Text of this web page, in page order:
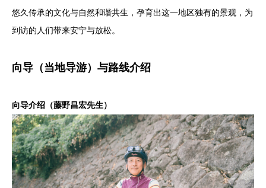
悠久传承的文化与自然和谐共生，孕育出这一地区独有的景观，为
到访的人们带来安宁与放松。
向导（当地导游）与路线介绍
向导介绍（藤野昌宏先生）